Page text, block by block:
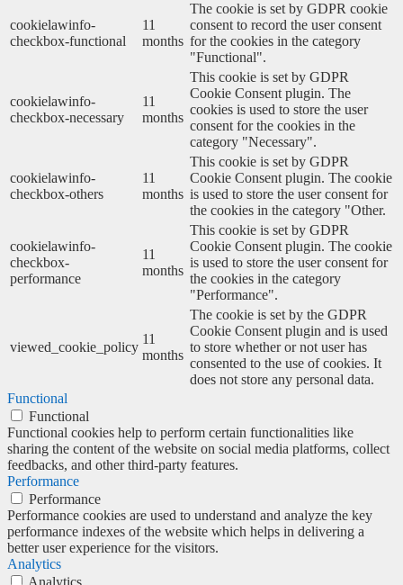
cookielawinfo-
checkbox-functional
11
months
The cookie is set by GDPR cookie
consent to record the user consent
for the cookies in the category
"Functional".
cookielawinfo-
checkbox-necessary
11
months
This cookie is set by GDPR
Cookie Consent plugin. The
cookies is used to store the user
consent for the cookies in the
category "Necessary".
cookielawinfo-
checkbox-others
11
months
This cookie is set by GDPR
Cookie Consent plugin. The cookie
is used to store the user consent for
the cookies in the category "Other.
cookielawinfo-
checkbox-
performance
11
months
This cookie is set by GDPR
Cookie Consent plugin. The cookie
is used to store the user consent for
the cookies in the category
"Performance".
viewed_cookie_policy
11
months
The cookie is set by the GDPR
Cookie Consent plugin and is used
to store whether or not user has
consented to the use of cookies. It
does not store any personal data.
Functional
Functional
Functional cookies help to perform certain functionalities like
sharing the content of the website on social media platforms, collect
feedbacks, and other third-party features.
Performance
Performance
Performance cookies are used to understand and analyze the key
performance indexes of the website which helps in delivering a
better user experience for the visitors.
Analytics